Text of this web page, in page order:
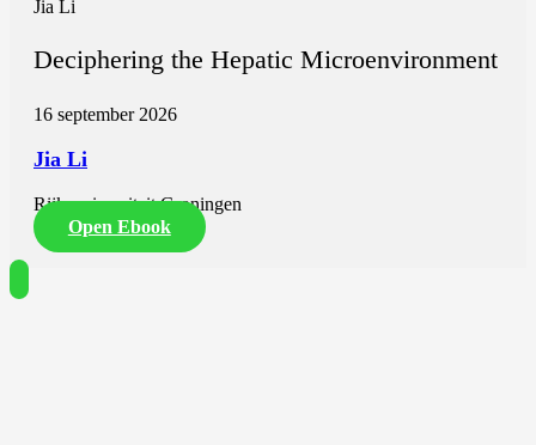
Jia Li
Deciphering the Hepatic Microenvironment
16 september 2026
Jia Li
Rijksuniversiteit Groningen
Open Ebook